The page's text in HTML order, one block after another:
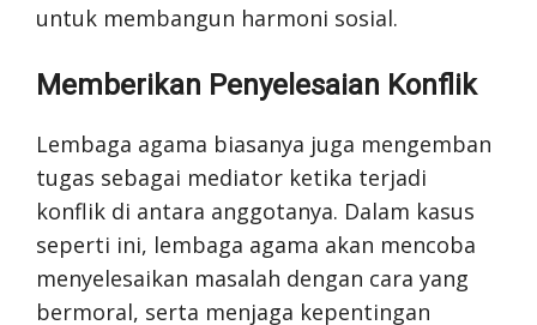
untuk membangun harmoni sosial.
Memberikan Penyelesaian Konflik
Lembaga agama biasanya juga mengemban
tugas sebagai mediator ketika terjadi
konflik di antara anggotanya. Dalam kasus
seperti ini, lembaga agama akan mencoba
menyelesaikan masalah dengan cara yang
bermoral, serta menjaga kepentingan